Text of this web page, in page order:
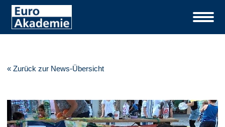
« Zurück zur News-Übersicht